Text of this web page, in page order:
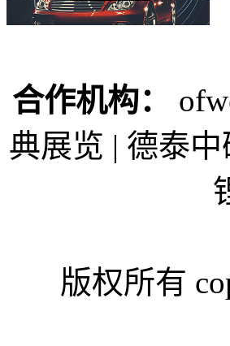
合作机构：
典展览 | 德泰
版权所有